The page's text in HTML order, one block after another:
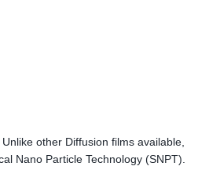
other Diffusion films available,
Nano Particle Technology (SNPT).